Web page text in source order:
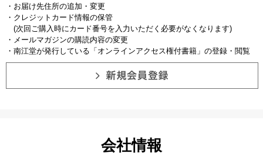
・お届け先住所の追加・変更
・クレジットカード情報の保管
(次回ご購入時にカード番号を入力いただく必要がなくなります)
・メールマガジンの購読内容の変更
・南江堂が発行している「オンラインアクセス権付書籍」の登録・閲覧
会社情報